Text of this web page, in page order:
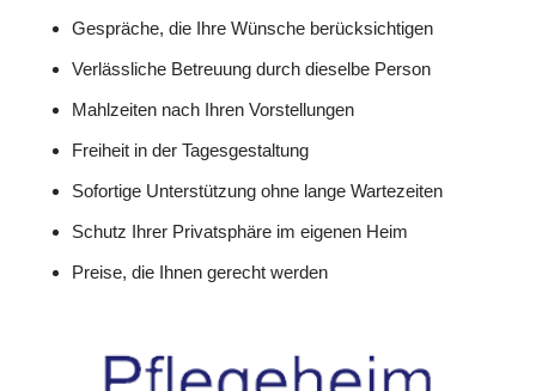
Gespräche, die Ihre Wünsche berücksichtigen
Verlässliche Betreuung durch dieselbe Person
Mahlzeiten nach Ihren Vorstellungen
Freiheit in der Tagesgestaltung
Sofortige Unterstützung ohne lange Wartezeiten
Schutz Ihrer Privatsphäre im eigenen Heim
Preise, die Ihnen gerecht werden